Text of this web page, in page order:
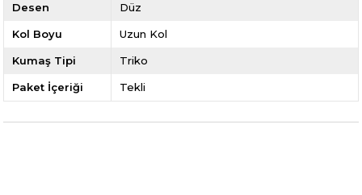
Desen Düz
Kol Boyu Uzun Kol
Kumaş Tipi Triko
Paket İçeriği Tekli